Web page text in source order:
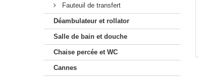
Fauteuil de transfert
Déambulateur et rollator
Salle de bain et douche
Chaise percée et WC
Cannes